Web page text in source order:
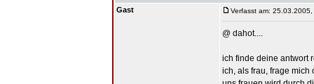
Gast Verfasst am:
@ dahot....
ich finde deine antwort
ich, als frau, frage mich